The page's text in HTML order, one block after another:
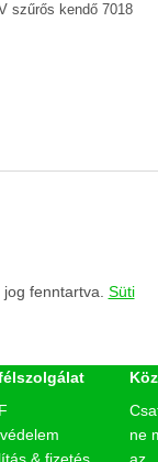
szűrős kendő 7018
jog fenntartva. Süti
ne